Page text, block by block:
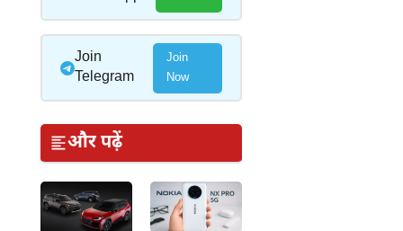
Join
Telegram
Join
Now
और पढ़ें